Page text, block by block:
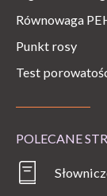
Równowaga
Punkt rosy
Test
POLECANE